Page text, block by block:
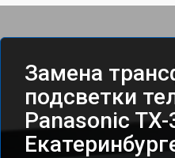
Замена
подсветки
Panasonic